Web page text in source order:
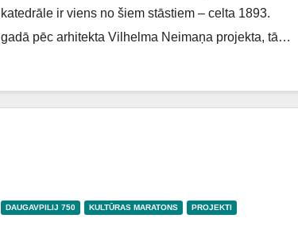
katedrāle ir viens no šiem stāstiem – celta 1893.
gadā pēc arhitekta Vilhelma Neimaņa projekta, tā…
DAUGAVPILIJ 750 KULTŪRAS MARATONS PROJEKTI